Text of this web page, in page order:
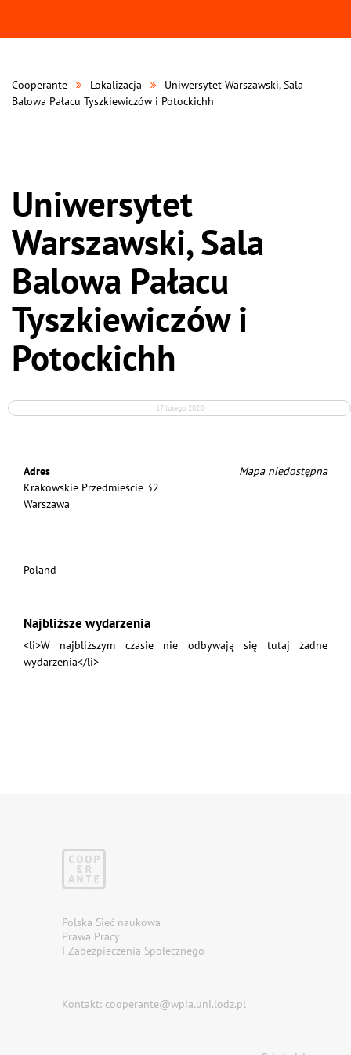
Cooperante Lokalizacja
Uniwersytet Warszawski, Sala
Balowa Pałacu Tyszkiewiczów i Potockichh
Uniwersytet
Warszawski, Sala
Balowa Pałacu
Tyszkiewiczów i
Potockichh
17 lutego 2020
Mapa niedostępna
Adres
Krakowskie Przedmieście 32
Warszawa
Poland
Najbliższe wydarzenia
<li>W najbliższym czasie nie odbywają się tutaj żadne
wydarzenia</li>
Polska Sieć naukowa
Prawa Pracy
I Zabezpieczenia Społecznego
Kontakt: cooperante@wpia.uni.lodz.pl